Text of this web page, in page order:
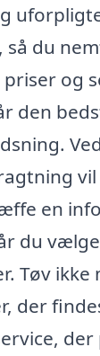
så du
og
den
en
du
Tøv
der